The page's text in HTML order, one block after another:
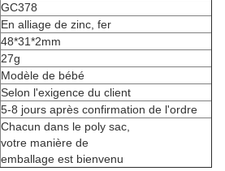
GC378
En alliage de zinc, fer
48*31*2mm
27g
Modèle de bébé
Selon l'exigence du client
5-8 jours après confirmation de l'ordre
Chacun dans le poly sac,
votre manière de
emballage est bienvenu